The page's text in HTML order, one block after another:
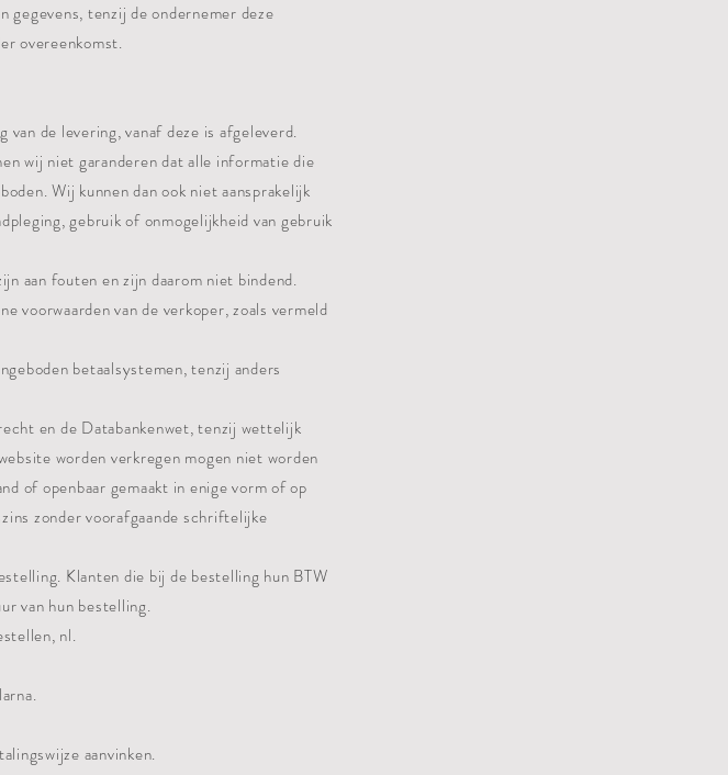
gegevens, tenzij de ondernemer deze
overeenkomst.
de levering, vanaf deze is afgeleverd.
wij niet garanderen dat alle informatie die
Wij kunnen dan ook niet aansprakelijk
gebruik of onmogelijkheid van gebruik
aan fouten en zijn daarom niet bindend.
voorwaarden van de verkoper, zoals vermeld
betaalsystemen, tenzij anders
en de Databankenwet, tenzij wettelijk
worden verkregen mogen niet worden
of openbaar gemaakt in enige vorm of op
zonder voorafgaande schriftelijke
Klanten die bij de bestelling hun BTW
van hun bestelling.
nl.
aanvinken.